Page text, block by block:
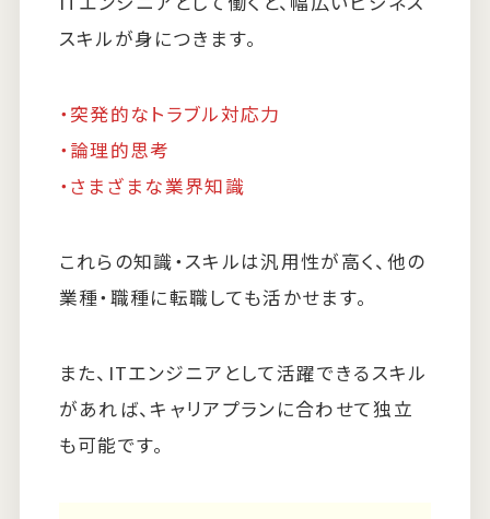
スキルが身につきます。
・突発的なトラブル対応力
・論理的思考
・さまざまな業界知識
これらの知識・スキルは汎用性が高く、他の
業種・職種に転職しても活かせます。
また、ITエンジニアとして活躍できるスキル
があれば、キャリアプランに合わせて独立
も可能です。